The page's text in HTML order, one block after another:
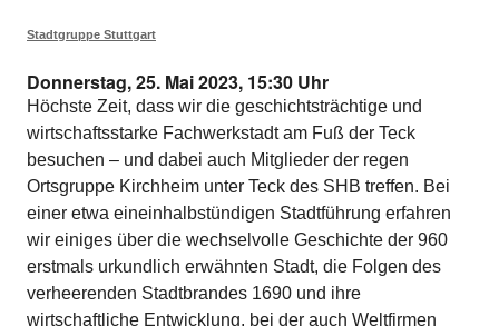
Stadtgruppe Stuttgart
Donnerstag, 25. Mai 2023, 15:30 Uhr
Höchste Zeit, dass wir die geschichtsträchtige und
wirtschaftsstarke Fachwerkstadt am Fuß der Teck
besuchen – und dabei auch Mitglieder der regen
Ortsgruppe Kirchheim unter Teck des SHB treffen. Bei
einer etwa eineinhalbstündigen Stadtführung erfahren
wir einiges über die wechselvolle Geschichte der 960
erstmals urkundlich erwähnten Stadt, die Folgen des
verheerenden Stadtbrandes 1690 und ihre
wirtschaftliche Entwicklung, bei der auch Weltfirmen